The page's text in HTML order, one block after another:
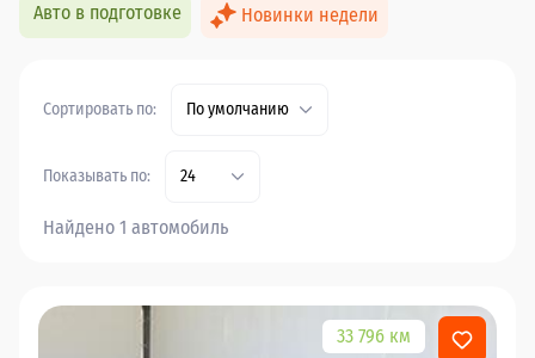
Авто в подготовке Новинки недели
Сортировать по: По умолчанию
Показывать по: 24
Найдено 1 автомобиль
33 796 км